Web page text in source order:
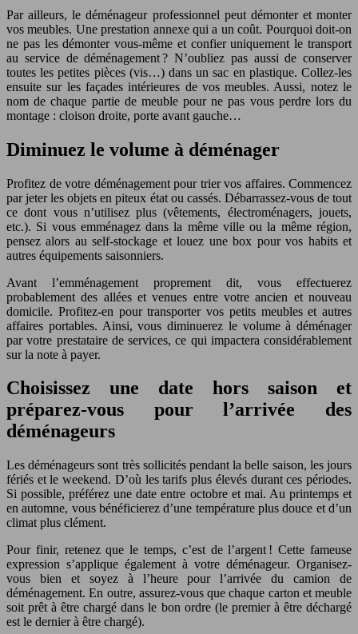
Par ailleurs, le déménageur professionnel peut démonter et monter
vos meubles. Une prestation annexe qui a un coût. Pourquoi doit-on
ne pas les démonter vous-même et confier uniquement le transport
au service de déménagement ? N’oubliez pas aussi de conserver
toutes les petites pièces (vis…) dans un sac en plastique. Collez-les
ensuite sur les façades intérieures de vos meubles. Aussi, notez le
nom de chaque partie de meuble pour ne pas vous perdre lors du
montage : cloison droite, porte avant gauche…
Diminuez le volume à déménager
Profitez de votre déménagement pour trier vos affaires. Commencez
par jeter les objets en piteux état ou cassés. Débarrassez-vous de tout
ce dont vous n’utilisez plus (vêtements, électroménagers, jouets,
etc.). Si vous emménagez dans la même ville ou la même région,
pensez alors au self-stockage et louez une box pour vos habits et
autres équipements saisonniers.
Avant l’emménagement proprement dit, vous effectuerez
probablement des allées et venues entre votre ancien et nouveau
domicile. Profitez-en pour transporter vos petits meubles et autres
affaires portables. Ainsi, vous diminuerez le volume à déménager
par votre prestataire de services, ce qui impactera considérablement
sur la note à payer.
Choisissez une date hors saison et
préparez-vous pour l’arrivée des
déménageurs
Les déménageurs sont très sollicités pendant la belle saison, les jours
fériés et le weekend. D’où les tarifs plus élevés durant ces périodes.
Si possible, préférez une date entre octobre et mai. Au printemps et
en automne, vous bénéficierez d’une température plus douce et d’un
climat plus clément.
Pour finir, retenez que le temps, c’est de l’argent ! Cette fameuse
expression s’applique également à votre déménageur. Organisez-
vous bien et soyez à l’heure pour l’arrivée du camion de
déménagement. En outre, assurez-vous que chaque carton et meuble
soit prêt à être chargé dans le bon ordre (le premier à être déchargé
est le dernier à être chargé).